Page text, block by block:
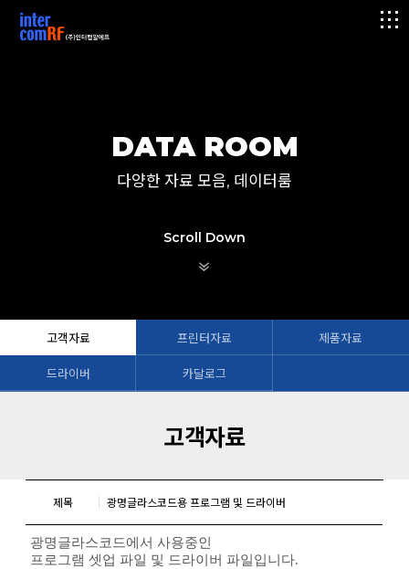
logo
DATA ROOM
다양한 자료 모음, 데이터룸
Scroll Down
고객자료 프린터자료 제품자료
드라이버 카달로그
고객자료
제목 광명글라스코드용 프로그램 및 드라이버
광명글라스코드에서 사용중인
프로그램 셋업 파일 및 드라이버 파일입니다.